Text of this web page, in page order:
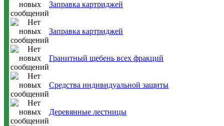
Заправка картриджей
Заправка картриджей
Гранитный щебень всех фракций
Средства индивидуальной защиты
Деревянные лестницы